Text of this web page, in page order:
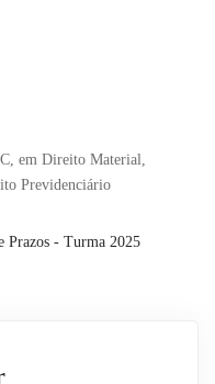
em Direito Material,
Previdenciário
Prazos - Turma 2025